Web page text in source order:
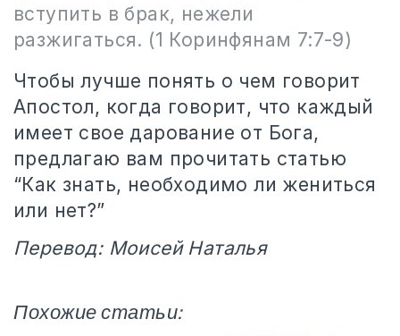
вступить в брак, нежели
разжигаться. (1 Коринфянам 7:7-9)
Чтобы лучше понять о чем говорит
Апостол, когда говорит, что каждый
имеет свое дарование от Бога,
предлагаю вам прочитать статью
“Как знать, необходимо ли жениться
или нет?”
Перевод: Моисей Наталья
Похожие статьи: